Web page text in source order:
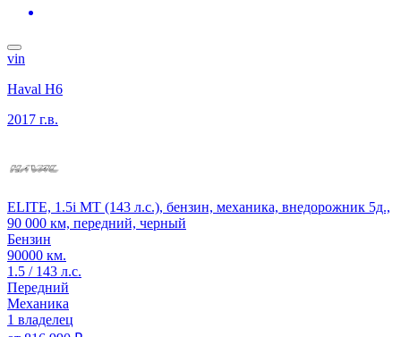
vin
Haval H6
2017 г.в.
ELITE, 1.5i MT (143 л.с.), бензин, механика, внедорожник 5д.,
90 000 км, передний, черный
Бензин
90000 км.
1.5 / 143 л.с.
Передний
Механика
1 владелец